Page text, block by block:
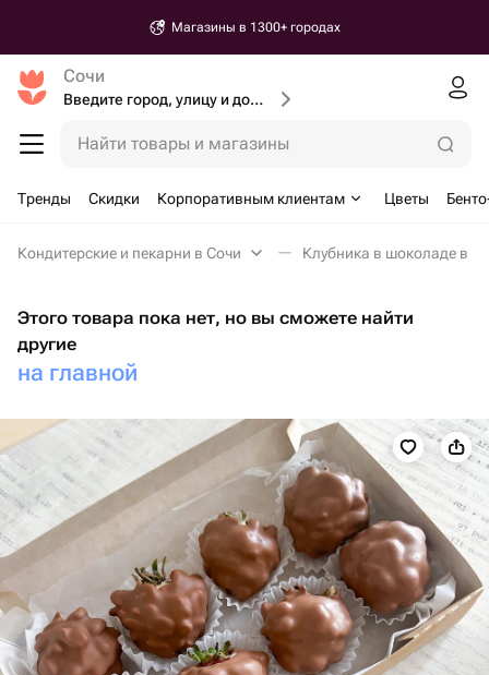
Магазины в 1300+ городах
Сочи
Введите город, улицу и дом доставки
Найти товары и магазины
Тренды Скидки Корпоративным клиентам Цветы
Кондитерские и пекарни в Сочи Клубника в шоколаде в
Этого товара пока нет, но вы сможете найти
другие
на главной